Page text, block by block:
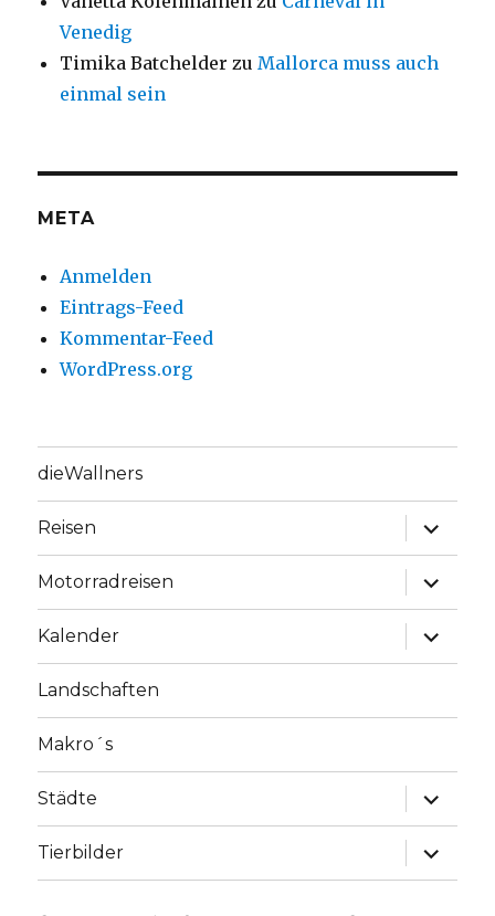
Venedig
Timika Batchelder zu Mallorca muss auch
einmal sein
META
Anmelden
Eintrags-Feed
Kommentar-Feed
WordPress.org
dieWallners
Reisen
Motorradreisen
Kalender
Landschaften
Makro´s
Städte
Tierbilder